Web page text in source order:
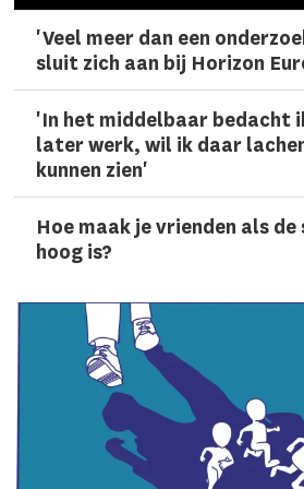
'Veel meer dan een
sluit zich aan bij Horizon
'In het middelbaar bedacht
later werk, wil ik daar
kunnen zien'
Hoe maak je vrienden als
hoog is?